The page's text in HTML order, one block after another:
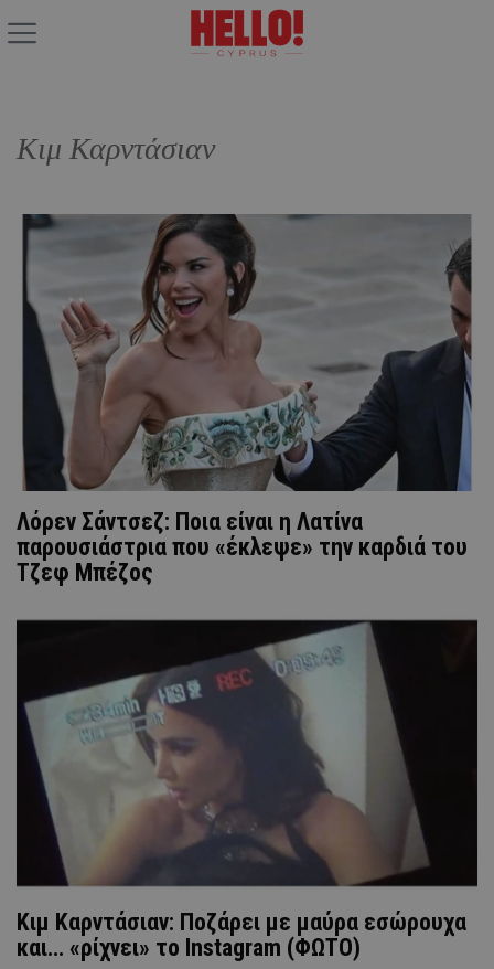
Κιμ Καρντάσιαν
Λόρεν Σάντσεζ: Ποια είναι η Λατίνα
παρουσιάστρια που «έκλεψε» την καρδιά του
Τζεφ Μπέζος
Κιμ Καρντάσιαν: Ποζάρει με μαύρα εσώρουχα
και… «ρίχνει» το Instagram (ΦΩΤΟ)